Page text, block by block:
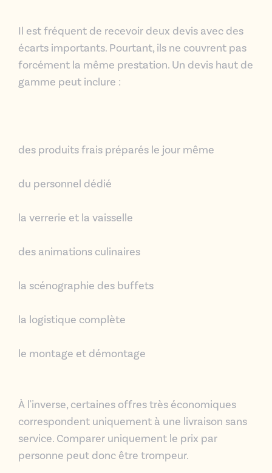
Il est fréquent de recevoir deux devis avec des
écarts importants. Pourtant, ils ne couvrent pas
forcément la même prestation. Un devis haut de
gamme peut inclure :
des produits frais préparés le jour même
du personnel dédié
la verrerie et la vaisselle
des animations culinaires
la scénographie des buffets
la logistique complète
le montage et démontage
À l'inverse, certaines offres très économiques
correspondent uniquement à une livraison sans
service. Comparer uniquement le prix par
personne peut donc être trompeur.